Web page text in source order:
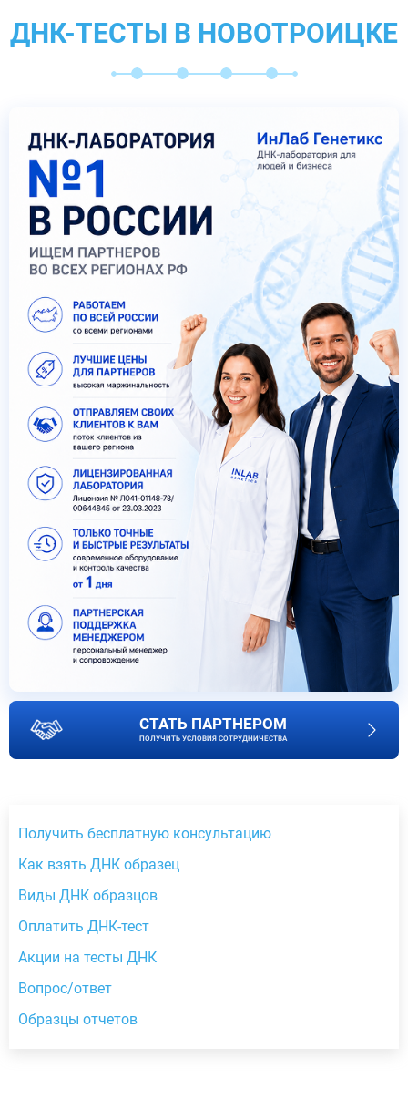
ДНК-ТЕСТЫ В НОВОТРОИЦКЕ
СТАТЬ ПАРТНЕРОМ
ПОЛУЧИТЬ УСЛОВИЯ СОТРУДНИЧЕСТВА
Получить бесплатную консультацию
Как взять ДНК образец
Виды ДНК образцов
Оплатить ДНК-тест
Акции на тесты ДНК
Вопрос/ответ
Образцы отчетов